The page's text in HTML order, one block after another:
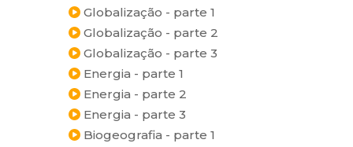
Globalização - parte 1
Globalização - parte 2
Globalização - parte 3
Energia - parte 1
Energia - parte 2
Energia - parte 3
Biogeografia - parte 1